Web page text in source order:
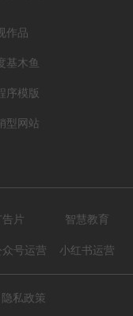
作品
基木鱼
序模版
型网站
告片 智慧教育
号运营 小红书运营
隐私政策